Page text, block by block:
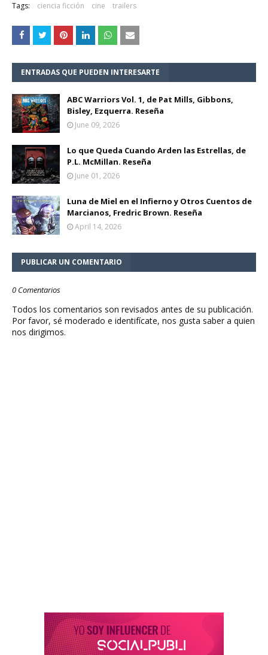
Tags: ciencia ficción cine trailers
ENTRADAS QUE PUEDEN INTERESARTE
ABC Warriors Vol. 1, de Pat Mills, Gibbons,
Bisley, Ezquerra. Reseña
June 09, 2026
Lo que Queda Cuando Arden las Estrellas, de
P.L. McMillan. Reseña
June 01, 2026
Luna de Miel en el Infierno y Otros Cuentos de
Marcianos, Fredric Brown. Reseña
April 14, 2026
PUBLICAR UN COMENTARIO
0 Comentarios
Todos los comentarios son revisados antes de su publicación.
Por favor, sé moderado e identifícate, nos gusta saber a quien
nos dirigimos.